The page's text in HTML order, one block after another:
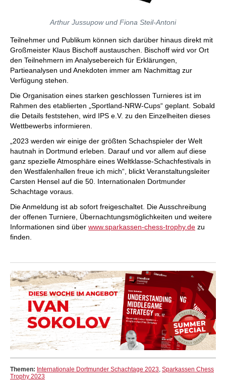
Arthur Jussupow und Fiona Steil-Antoni
Teilnehmer und Publikum können sich darüber hinaus direkt mit
Großmeister Klaus Bischoff austauschen. Bischoff wird vor Ort
den Teilnehmern im Analysebereich für Erklärungen,
Partieanalysen und Anekdoten immer am Nachmittag zur
Verfügung stehen.
Die Organisation eines starken geschlossen Turnieres ist im
Rahmen des etablierten „Sportland-NRW-Cups“ geplant. Sobald
die Details feststehen, wird IPS e.V. zu den Einzelheiten dieses
Wettbewerbs informieren.
„2023 werden wir einige der größten Schachspieler der Welt
hautnah in Dortmund erleben. Darauf und vor allem auf diese
ganz spezielle Atmosphäre eines Weltklasse-Schachfestivals in
den Westfalenhallen freue ich mich“, blickt Veranstaltungsleiter
Carsten Hensel auf die 50. Internationalen Dortmunder
Schachtage voraus.
Die Anmeldung ist ab sofort freigeschaltet. Die Ausschreibung
der offenen Turniere, Übernachtungsmöglichkeiten und weitere
Informationen sind über www.sparkassen-chess-trophy.de zu
finden.
Themen: Internationale Dortmunder Schachtage 2023, Sparkassen Chess
Trophy 2023